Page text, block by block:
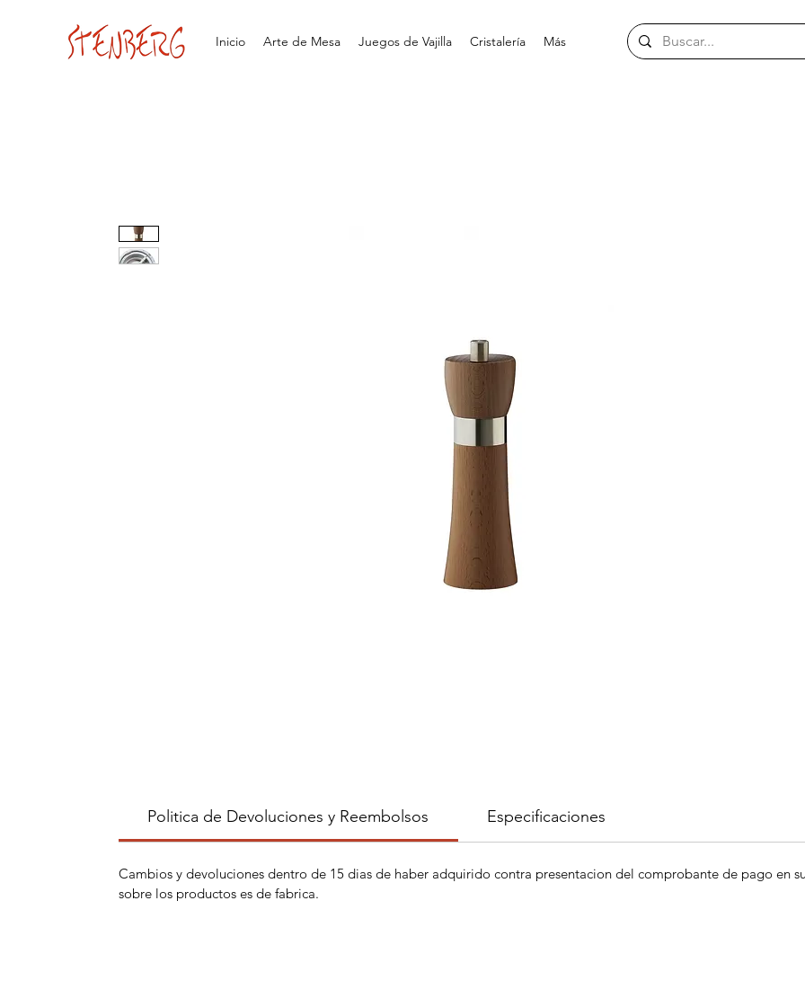
Inicio Arte de Mesa Juegos de Vajilla Cristalería Más
Politica de Devoluciones y Reembolsos Especificaciones
Cambios y devoluciones dentro de 15 dias de haber adquirido contra presentacion del comprobante de pago en
sobre los productos es de fabrica.